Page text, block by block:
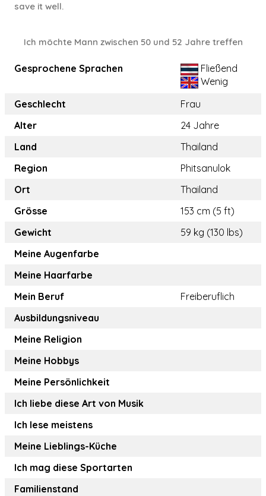
save it well.
Ich möchte Mann zwischen 50 und 52 Jahre treffen
Gesprochene Sprachen
Fließend
Wenig
Geschlecht
Frau
Alter
24 Jahre
Land
Thailand
Region
Phitsanulok
Ort
Thailand
Grösse
153 cm (5 ft)
Gewicht
59 kg (130 lbs)
Meine Augenfarbe
Meine Haarfarbe
Mein Beruf
Freiberuflich
Ausbildungsniveau
Meine Religion
Meine Hobbys
Meine Persönlichkeit
Ich liebe diese Art von Musik
Ich lese meistens
Meine Lieblings-Küche
Ich mag diese Sportarten
Familienstand